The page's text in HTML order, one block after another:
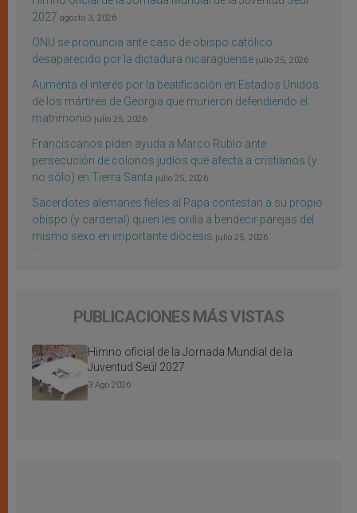
2027 agosto 3, 2026
ONU se pronuncia ante caso de obispo católico
desaparecido por la dictadura nicaragüense julio 25, 2026
Aumenta el interés por la beatificación en Estados Unidos
de los mártires de Georgia que murieron defendiendo el
matrimonio julio 25, 2026
Franciscanos piden ayuda a Marco Rubio ante
persecución de colonos judíos que afecta a cristianos (y
no sólo) en Tierra Santa julio 25, 2026
Sacerdotes alemanes fieles al Papa contestan a su propio
obispo (y cardenal) quien les orilla a bendecir parejas del
mismo sexo en importante diócesis julio 25, 2026
PUBLICACIONES MÁS VISTAS
Himno oficial de la Jornada Mundial de la
Juventud Seúl 2027
3 Ago 2026